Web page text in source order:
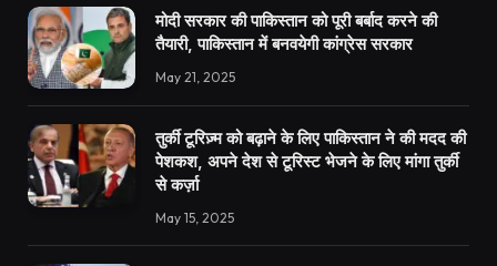
मोदी सरकार की पाकिस्तान को पूरी बर्बाद करने की
तैयारी, पाकिस्तान में बनवयेगी कांग्रेस सरकार
May 21, 2025
तुर्की टूरिज़्म को बढ़ाने के लिए पाकिस्तान ने की मदद की
पेशकश, अपने देश से टूरिस्ट भेजने के लिए मांगा तुर्की
से कर्ज़ा
May 15, 2025